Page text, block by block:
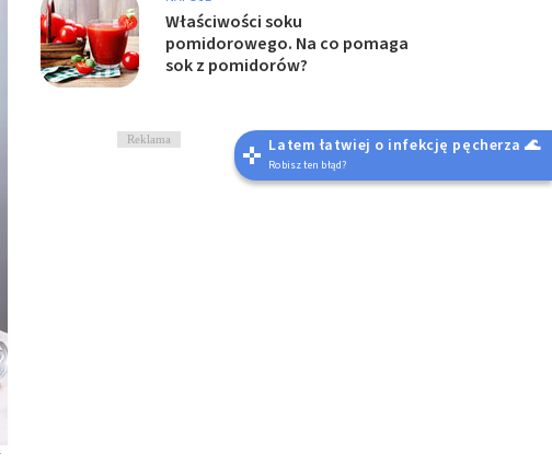
Właściwości soku
pomidorowego. Na co pomaga
sok z pomidorów?
Reklama Latem łatwiej o infekcję pęcherza 🌊
Robisz ten błąd?